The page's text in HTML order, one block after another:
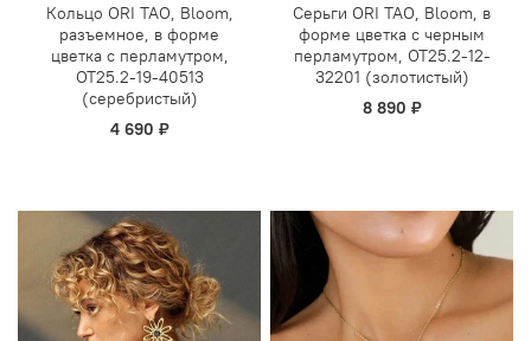
Кольцо ORI TAO, Bloom,
разъемное, в форме
цветка с перламутром,
OT25.2-19-40513
(серебристый)
4 690 ₽
Серьги ORI TAO, Bloom, в
форме цветка с черным
перламутром, OT25.2-12-
32201 (золотистый)
8 890 ₽